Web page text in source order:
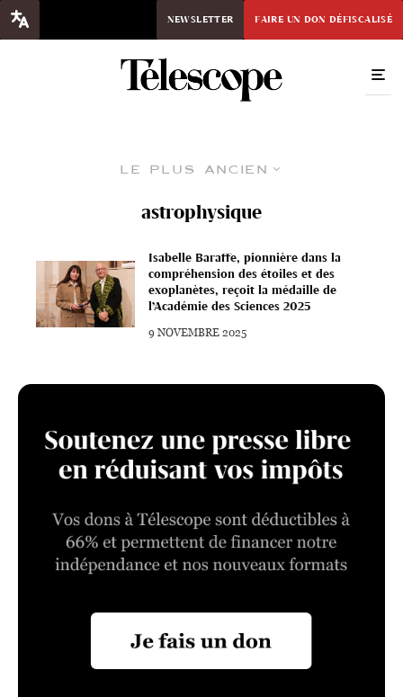
NEWSLETTER FAIRE UN DON DÉFISCALISÉ
Le plus ancien
astrophysique
Isabelle Baraffe, pionnière dans la
compréhension des étoiles et des
exoplanètes, reçoit la médaille de
l’Académie des Sciences 2025
9 NOVEMBRE 2025